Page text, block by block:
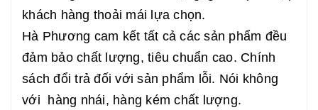
khách hàng thoải mái lựa chọn.
Hà Phương cam kết tất cả các sản phẩm đều
đảm bảo chất lượng, tiêu chuẩn cao. Chính
sách đổi trả đối với sản phẩm lỗi. Nói không
với hàng nhái, hàng kém chất lượng.